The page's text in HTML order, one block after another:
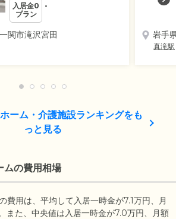
入居金0
プラン
-
関市滝沢宮田 岩手
真滝駅
ーム・介護施設ランキングをも
っと見る
ムの費用相場
費用は、平均して入居一時金が7.1万円、月
また、中央値は入居一時金が7.0万円、月額